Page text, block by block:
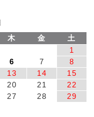
木 金
土
1
6 7
8
13 14
15
20 21
22
27 28
29